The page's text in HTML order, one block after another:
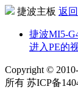
捷波主板 返回
捷波MI5-
进入PE的
Copyright ©
所有 苏ICP备